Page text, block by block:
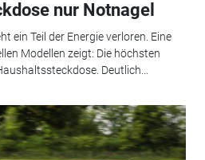
nur Notnagel
ein Teil der Energie verloren. Eine
Modellen zeigt: Die höchsten
Deutlich...